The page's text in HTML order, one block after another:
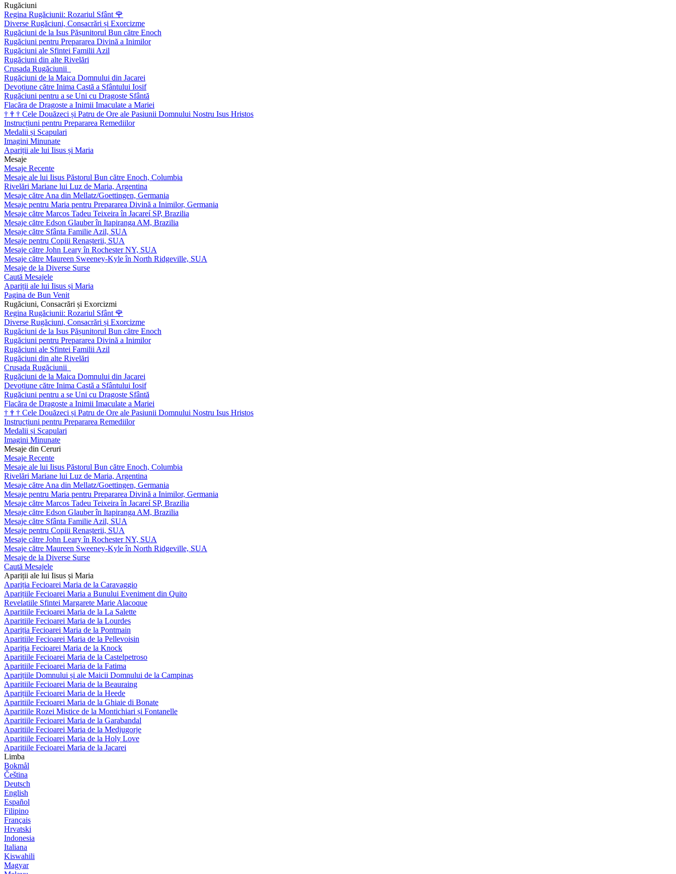
Rugăciuni
Regina Rugăciunii: Rozariul Sfânt 🌹
Diverse Rugăciuni, Consacrări și Exorcizme
Rugăciuni de la Isus Pășunitorul Bun către Enoch
Rugăciuni pentru Prepararea Divină a Inimilor
Rugăciuni ale Sfintei Familii Azil
Rugăciuni din alte Rivelări
Crusada Rugăciunii
Rugăciuni de la Maica Domnului din Jacarei
Devoțiune către Inima Castă a Sfântului Iosif
Rugăciuni pentru a se Uni cu Dragoste Sfântă
Flacăra de Dragoste a Inimii Imaculate a Mariei
† † † Cele Douăzeci și Patru de Ore ale Pasiunii Domnului Nostru Isus Hristos
Instrucțiuni pentru Prepararea Remediilor
Medalii și Scapulari
Imagini Minunate
Apariții ale lui Iisus și Maria
Mesaje
Mesaje Recente
Mesaje ale lui Iisus Păstorul Bun către Enoch, Columbia
Rivelări Mariane lui Luz de Maria, Argentina
Mesaje către Ana din Mellatz/Goettingen, Germania
Mesaje pentru Maria pentru Prepararea Divină a Inimilor, Germania
Mesaje către Marcos Tadeu Teixeira în Jacareí SP, Brazilia
Mesaje către Edson Glauber în Itapiranga AM, Brazilia
Mesaje către Sfânta Familie Azil, SUA
Mesaje pentru Copiii Renașterii, SUA
Mesaje către John Leary în Rochester NY, SUA
Mesaje către Maureen Sweeney-Kyle în North Ridgeville, SUA
Mesaje de la Diverse Surse
Caută Mesajele
Apariții ale lui Iisus și Maria
Pagina de Bun Venit
Rugăciuni, Consacrări și Exorcizmi
Regina Rugăciunii: Rozariul Sfânt 🌹
Diverse Rugăciuni, Consacrări și Exorcizme
Rugăciuni de la Isus Pășunitorul Bun către Enoch
Rugăciuni pentru Prepararea Divină a Inimilor
Rugăciuni ale Sfintei Familii Azil
Rugăciuni din alte Rivelări
Crusada Rugăciunii
Rugăciuni de la Maica Domnului din Jacarei
Devoțiune către Inima Castă a Sfântului Iosif
Rugăciuni pentru a se Uni cu Dragoste Sfântă
Flacăra de Dragoste a Inimii Imaculate a Mariei
† † † Cele Douăzeci și Patru de Ore ale Pasiunii Domnului Nostru Isus Hristos
Instrucțiuni pentru Prepararea Remediilor
Medalii și Scapulari
Imagini Minunate
Mesaje din Ceruri
Mesaje Recente
Mesaje ale lui Iisus Păstorul Bun către Enoch, Columbia
Rivelări Mariane lui Luz de Maria, Argentina
Mesaje către Ana din Mellatz/Goettingen, Germania
Mesaje pentru Maria pentru Prepararea Divină a Inimilor, Germania
Mesaje către Marcos Tadeu Teixeira în Jacareí SP, Brazilia
Mesaje către Edson Glauber în Itapiranga AM, Brazilia
Mesaje către Sfânta Familie Azil, SUA
Mesaje pentru Copiii Renașterii, SUA
Mesaje către John Leary în Rochester NY, SUA
Mesaje către Maureen Sweeney-Kyle în North Ridgeville, SUA
Mesaje de la Diverse Surse
Caută Mesajele
Apariții ale lui Iisus și Maria
Apariția Fecioarei Maria de la Caravaggio
Aparițiile Fecioarei Maria a Bunului Eveniment din Quito
Revelatiile Sfintei Margarete Marie Alacoque
Aparitiile Fecioarei Maria de la La Salette
Aparitiile Fecioarei Maria de la Lourdes
Apariția Fecioarei Maria de la Pontmain
Aparitiile Fecioarei Maria de la Pellevoisin
Apariția Fecioarei Maria de la Knock
Aparitiile Fecioarei Maria de la Castelpetroso
Aparitiile Fecioarei Maria de la Fatima
Aparițiile Domnului și ale Maicii Domnului de la Campinas
Aparitiile Fecioarei Maria de la Beauraing
Aparițiile Fecioarei Maria de la Heede
Aparitiile Fecioarei Maria de la Ghiaie di Bonate
Aparitiile Rozei Mistice de la Montichiari și Fontanelle
Aparitiile Fecioarei Maria de la Garabandal
Aparitiile Fecioarei Maria de la Medjugorje
Aparitiile Fecioarei Maria de la Holy Love
Aparitiile Fecioarei Maria de la Jacarei
Limba
Bokmål
Čeština
Deutsch
English
Español
Filipino
Français
Hrvatski
Indonesia
Italiana
Kiswahili
Magyar